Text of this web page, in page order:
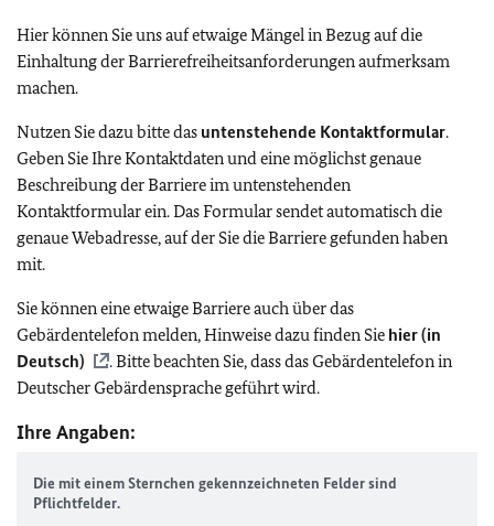
Hier können Sie uns auf etwaige Mängel in Bezug auf die
Einhaltung der Barrierefreiheitsanforderungen aufmerksam
machen.
Nutzen Sie dazu bitte das untenstehende Kontaktformular.
Geben Sie Ihre Kontaktdaten und eine möglichst genaue
Beschreibung der Barriere im untenstehenden
Kontaktformular ein. Das Formular sendet automatisch die
genaue Webadresse, auf der Sie die Barriere gefunden haben
mit.
Sie können eine etwaige Barriere auch über das
Gebärdentelefon melden, Hinweise dazu finden Sie hier (in
Deutsch)
. Bitte beachten Sie, dass das Gebärdentelefon in
Deutscher Gebärdensprache geführt wird.
Ihre Angaben:
Die mit einem Sternchen gekennzeichneten Felder sind
Pflichtfelder.